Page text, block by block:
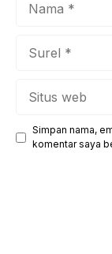
Simpan nama,
komentar saya